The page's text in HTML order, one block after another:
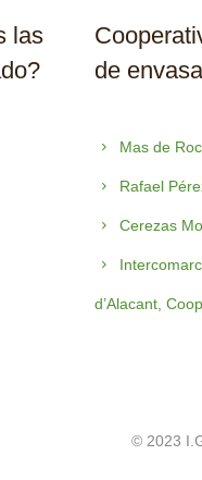
las
de
Mas de
Rafael
Cerezas
d’Alacant,
© 2023